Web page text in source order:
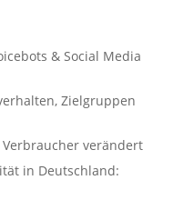
& Social Media
Zielgruppen
verändert
in Deutschland: